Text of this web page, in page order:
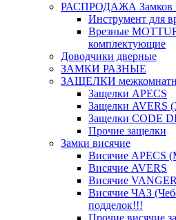
РАСПРОДАЖА Замков
Инструмент для
Врезные
комплектующие
Доводчики дверные
ЗАМКИ РАЗНЫЕ
ЗАЩЕЛКИ
Защелки APECS
Защелки
Защелки CODE
Прочие защелки
Замки висячие
Висячие APECS
Висячие AVERS
Висячие VANGER
Висячие ЧАЗ
подделок!!!
Прочие висячие